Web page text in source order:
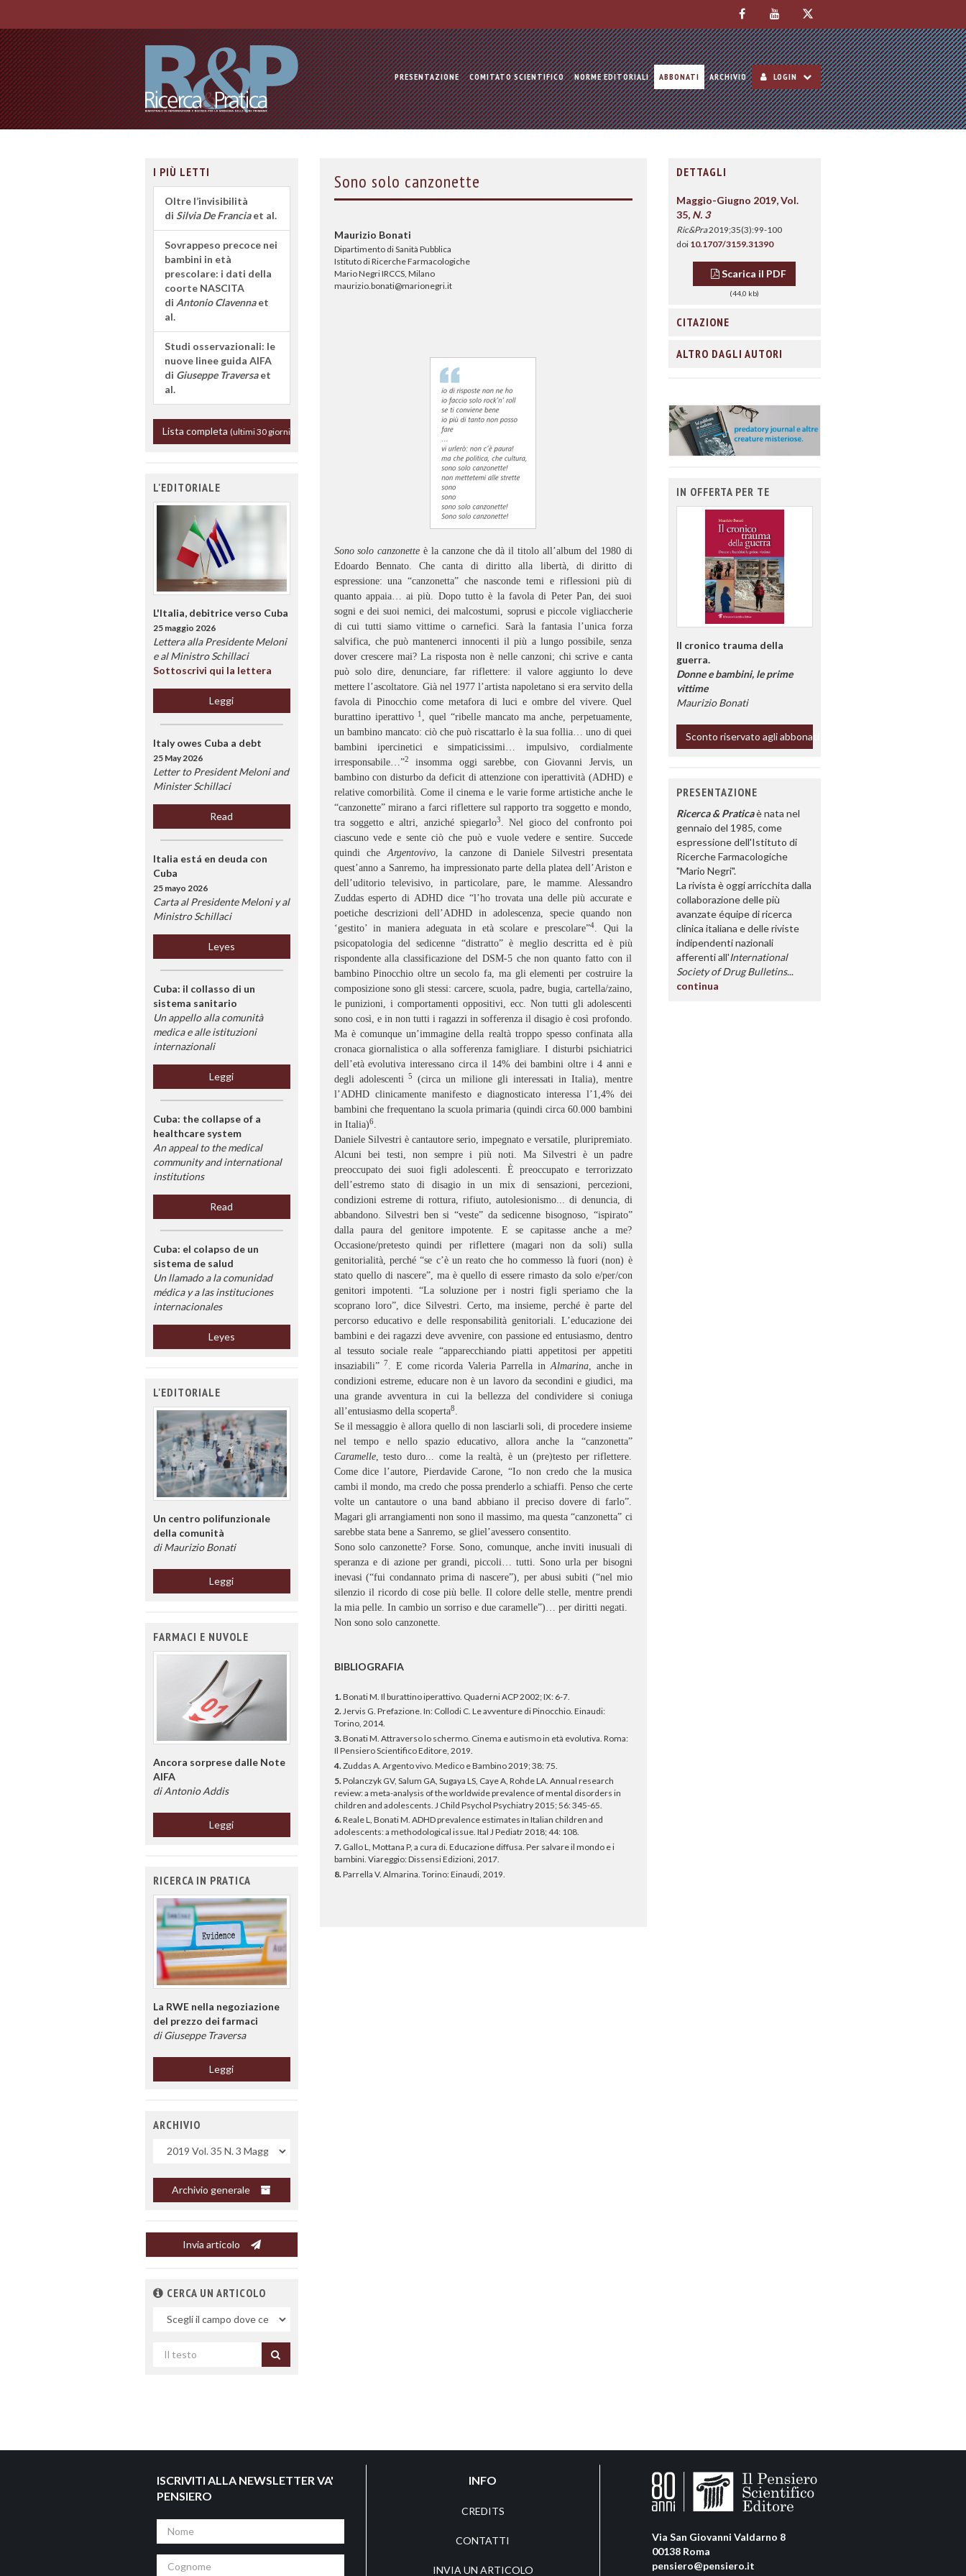
PRESENTAZIONE COMITATO SCIENTIFICO NORME EDITORIALI ABBONATI ARCHIVIO LOGIN
Sono solo canzonette
Maurizio Bonati
Dipartimento di Sanità Pubblica
Istituto di Ricerche Farmacologiche
Mario Negri IRCCS, Milano
maurizio.bonati@marionegri.it
Sono solo canzonette è la canzone che dà il titolo all’album del 1980 di
Edoardo Bennato. Che canta di diritto alla libertà, di diritto di
espressione: una “canzonetta” che nasconde temi e riflessioni più di
quanto appaia… ai più. Dopo tutto è la favola di Peter Pan, dei suoi
sogni e dei suoi nemici, dei malcostumi, soprusi e piccole vigliaccherie
di cui tutti siamo vittime o carnefici. Sarà la fantasia l’unica forza
salvifica, che può mantenerci innocenti il più a lungo possibile, senza
dover crescere mai? La risposta non è nelle canzoni; chi scrive e canta
può solo dire, denunciare, far riflettere: il valore aggiunto lo deve
mettere l’ascoltatore. Già nel 1977 l’artista napoletano si era servito della
favola di Pinocchio come metafora di luci e ombre del vivere. Quel
burattino iperattivo 1
, quel “ribelle mancato ma anche, perpetuamente,
un bambino mancato: ciò che può riscattarlo è la sua follia… uno di quei
bambini ipercinetici e simpaticissimi… impulsivo, cordialmente
irresponsabile…”2
insomma oggi sarebbe, con Giovanni Jervis, un
bambino con disturbo da deficit di attenzione con iperattività (ADHD) e
relative comorbilità. Come il cinema e le varie forme artistiche anche le
“canzonette” mirano a farci riflettere sul rapporto tra soggetto e mondo,
tra soggetto e altri, anziché spiegarlo3
. Nel gioco del confronto poi
ciascuno vede e sente ciò che può e vuole vedere e sentire. Succede
quindi che Argentovivo, la canzone di Daniele Silvestri presentata
quest’anno a Sanremo, ha impressionato parte della platea dell’Ariston e
dell’uditorio televisivo, in particolare, pare, le mamme. Alessandro
Zuddas esperto di ADHD dice “l’ho trovata una delle più accurate e
poetiche descrizioni dell’ADHD in adolescenza, specie quando non
‘gestito’ in maniera adeguata in età scolare e prescolare”4. Qui la
psicopatologia del sedicenne “distratto” è meglio descritta ed è più
rispondente alla classificazione del DSM-5 che non quanto fatto con il
bambino Pinocchio oltre un secolo fa, ma gli elementi per costruire la
composizione sono gli stessi: carcere, scuola, padre, bugia, cartella/zaino,
le punizioni, i comportamenti oppositivi, ecc. Non tutti gli adolescenti
sono così, e in non tutti i ragazzi in sofferenza il disagio è così profondo.
Ma è comunque un’immagine della realtà troppo spesso confinata alla
cronaca giornalistica o alla sofferenza famigliare. I disturbi psichiatrici
dell’età evolutiva interessano circa il 14% dei bambini oltre i 4 anni e
degli adolescenti
5
(circa un milione gli interessati in Italia), mentre
l’ADHD clinicamente manifesto e diagnosticato interessa l’1,4% dei
bambini che frequentano la scuola primaria (quindi circa 60.000 bambini
in Italia)6.
Daniele Silvestri è cantautore serio, impegnato e versatile, pluripremiato.
Alcuni bei testi, non sempre i più noti. Ma Silvestri è un padre
preoccupato dei suoi figli adolescenti. È preoccupato e terrorizzato
dell’estremo stato di disagio in un mix di sensazioni, percezioni,
condizioni estreme di rottura, rifiuto, autolesionismo... di denuncia, di
abbandono. Silvestri ben si “veste” da sedicenne bisognoso, “ispirato”
dalla paura del genitore impotente. E se capitasse anche a me?
Occasione/pretesto quindi per riflettere (magari non da soli) sulla
genitorialità, perché “se c’è un reato che ho commesso là fuori (non) è
stato quello di nascere”, ma è quello di essere rimasto da solo e/per/con
genitori impotenti. “La soluzione per i nostri figli speriamo che la
scoprano loro”, dice Silvestri. Certo, ma insieme, perché è parte del
percorso educativo e delle responsabilità genitoriali. L’educazione dei
bambini e dei ragazzi deve avvenire, con passione ed entusiasmo, dentro
al tessuto sociale reale “apparecchiando piatti appetitosi per appetiti
insaziabili” 7 . E come ricorda Valeria Parrella in Almarina, anche in
condizioni estreme, educare non è un lavoro da secondini e giudici, ma
una grande avventura in cui la bellezza del condividere si coniuga
all’entusiasmo della scoperta8
Se il messaggio è allora quello di non lasciarli soli, di procedere insieme
nel tempo e nello spazio educativo, allora anche la “canzonetta”
Caramelle, testo duro... come la realtà, è un (pre)testo per riflettere.
Come dice l’autore, Pierdavide Carone, “Io non credo che la musica
cambi il mondo, ma credo che possa prenderlo a schiaffi. Penso che certe
volte un cantautore o una band abbiano il preciso dovere di farlo”.
Magari gli arrangiamenti non sono il massimo, ma questa “canzonetta” ci
sarebbe stata bene a Sanremo, se gliel’avessero consentito.
Sono solo canzonette? Forse. Sono, comunque, anche inviti inusuali di
speranza e di azione per grandi, piccoli… tutti. Sono urla per bisogni
inevasi (“fui condannato prima di nascere”), per abusi subiti (“nel mio
silenzio il ricordo di cose più belle. Il colore delle stelle, mentre prendi
la mia pelle. In cambio un sorriso e due caramelle”)… per diritti negati.
Non sono solo canzonette.
BIBLIOGRAFIA
1. Bonati M. Il burattino iperattivo. Quaderni ACP 2002; IX: 6-7.
2. Jervis G. Prefazione. In: Collodi C. Le avventure di Pinocchio. Einaudi:
Torino, 2014.
3. Bonati M. Attraverso lo schermo. Cinema e autismo in età evolutiva. Roma:
Il Pensiero Scientifico Editore, 2019.
4. Zuddas A. Argento vivo. Medico e Bambino 2019; 38: 75.
5. Polanczyk GV, Salum GA, Sugaya LS, Caye A, Rohde LA. Annual research
review: a meta-analysis of the worldwide prevalence of mental disorders in
children and adolescents. J Child Psychol Psychiatry 2015; 56: 345-65.
6. Reale L, Bonati M. ADHD prevalence estimates in Italian children and
adolescents: a methodological issue. Ital J Pediatr 2018; 44: 108.
7. Gallo L, Mottana P, a cura di. Educazione diffusa. Per salvare il mondo e i
bambini. Viareggio: Dissensi Edizioni, 2017.
8. Parrella V. Almarina. Torino: Einaudi, 2019.
I PIÙ LETTI
Oltre l’invisibilità
di Silvia De Franciaet al.
Sovrappeso precoce nei
bambini in età
prescolare: i dati della
coorte NASCITA
di Antonio Clavennaet
al.
Studi osservazionali: le
nuove linee guida AIFA
di Giuseppe Traversaet
al.
Lista completa (ultimi 30 giorni)
L'EDITORIALE
L'Italia, debitrice verso Cuba
25 maggio 2026
Lettera alla Presidente Meloni
e al Ministro Schillaci
Sottoscrivi qui la lettera
Leggi
Italy owes Cuba a debt
25 May 2026
Letter to President Meloni and
Minister Schillaci
Read
Italia está en deuda con
Cuba
25 mayo 2026
Carta al Presidente Meloni y al
Ministro Schillaci
Leyes
Cuba: il collasso di un
sistema sanitario
Un appello alla comunità
medica e alle istituzioni
internazionali
Leggi
Cuba: the collapse of a
healthcare system
An appeal to the medical
community and international
institutions
Read
Cuba: el colapso de un
sistema de salud
Un llamado a la comunidad
médica y a las instituciones
internacionales
Leyes
L'EDITORIALE
Un centro polifunzionale
della comunità
di Maurizio Bonati
Leggi
FARMACI E NUVOLE
Ancora sorprese dalle Note
AIFA
di Antonio Addis
Leggi
RICERCA IN PRATICA
La RWE nella negoziazione
del prezzo dei farmaci
di Giuseppe Traversa
Leggi
ARCHIVIO
Uscite
Archivio generale
Invia articolo
CERCA UN ARTICOLO
Nel
Cerca
DETTAGLI
Maggio-Giugno 2019, Vol.
35, N. 3
Ric&Pra2019;35(3):99-100
doi 10.1707/3159.31390
Scarica il PDF
(44,0 kb)
CITAZIONE
ALTRO DAGLI AUTORI
IN OFFERTA PER TE
Il cronico trauma della
guerra.
Donne e bambini, le prime
vittime
Maurizio Bonati
Sconto riservato agli abbonati
PRESENTAZIONE
Ricerca & Praticaè nata nel
gennaio del 1985, come
espressione dell'Istituto di
Ricerche Farmacologiche
"Mario Negri".
La rivista è oggi arricchita dalla
collaborazione delle più
avanzate équipe di ricerca
clinica italiana e delle riviste
indipendenti nazionali
afferenti all'International
Society of Drug Bulletins...
continua
ISCRIVITI ALLA NEWSLETTER VA'
PENSIERO
Nome
Cognome
INFO
CREDITS
CONTATTI
INVIA UN ARTICOLO
Via San Giovanni Valdarno 8
00138 Roma
pensiero@pensiero.it